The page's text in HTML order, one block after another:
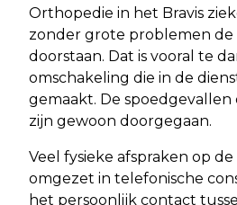
Orthopedie in het Bravis
zonder grote problemen
doorstaan. Dat is vooral te
omschakeling die in de
gemaakt. De spoedgevallen
zijn gewoon doorgegaan.
Veel fysieke afspraken op
omgezet in telefonische
het persoonlijk contact